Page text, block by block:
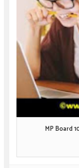
MP Board